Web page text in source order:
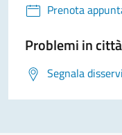
Prenota
Problemi in città
Segnala